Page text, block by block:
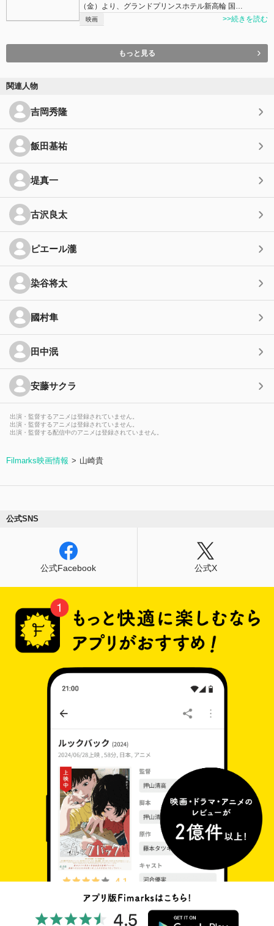
（金）より、グランドプリンスホテル新高輪 国…
映画 >>続きを読む
もっと見る
関連人物
吉岡秀隆
飯田基祐
堤真一
古沢良太
ピエール瀧
染谷将太
國村隼
田中泯
安藤サクラ
出演・監督するアニメは登録されていません。
出演・監督するアニメは登録されていません。
出演・監督する配信中のアニメは登録されていません。
Filmarks映画情報 山崎貴
公式SNS
公式Facebook 公式X